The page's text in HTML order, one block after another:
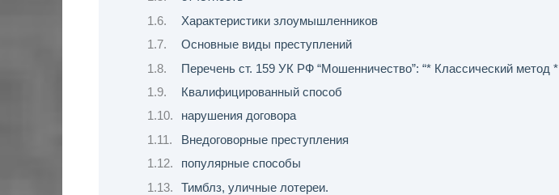
Характеристики злоумышленников
Основные виды преступлений
Перечень ст. 159 УК РФ “Мошенничество”: “* Классический метод *
Квалифицированный способ
нарушения договора
Внедоговорные преступления
популярные способы
Тимблз, уличные лотереи.